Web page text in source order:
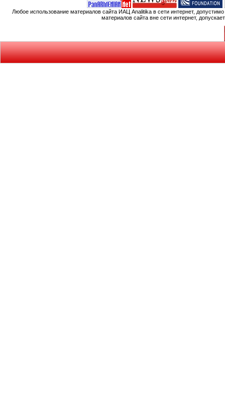
Любое использование материалов сайта ИАЦ Analitika в сети интернет,
материалов сайта вне сети интернет,